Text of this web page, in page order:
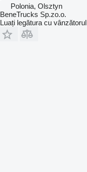
Polonia, Olsztyn
BeneTrucks Sp.zo.o.
Luați legătura cu vânzătorul